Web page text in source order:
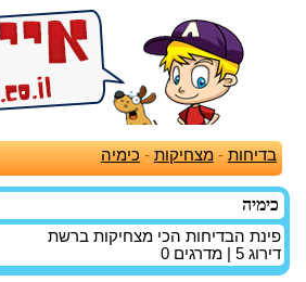
בדיחות -מצחיקות - כימיה
כימיה
פינת הבדיחות הכי מצחיקות ברשת
דירוג 5 | מדרגים 0